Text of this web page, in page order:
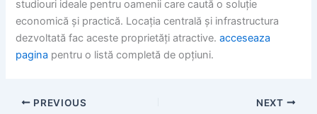
studiouri ideale pentru oamenii care caută o soluție
economică și practică. Locația centrală și infrastructura
dezvoltată fac aceste proprietăți atractive.acceseaza
pagina pentru o listă completă de opțiuni.
PREVIOUS NEXT